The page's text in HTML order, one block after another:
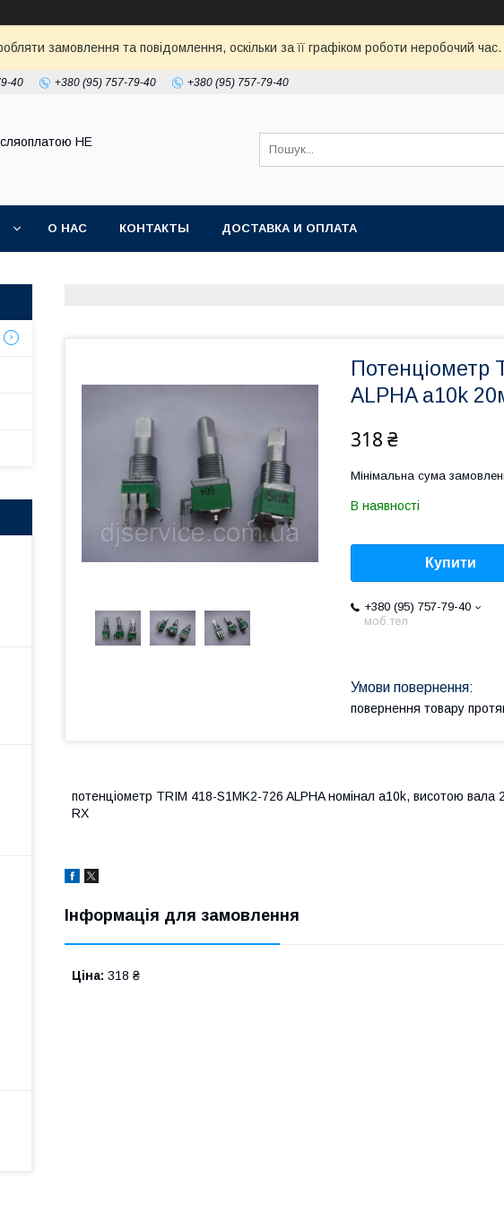
замовлення та повідомлення, оскільки за її графіком роботи неробочий
40 +380 (95) 757-79-40 +380 (95) 757-79-40
НЕ
О НАС КОНТАКТЫ ДОСТАВКА И ОПЛАТА
Потенціометр
ALPHA a10k
318 ₴
Мінімальна сума
В наявності
Купити
+380 (95) 757-79-40
моб.тел
повернення товару
потенціометр TRIM 418-S1MK2-726 ALPHA номінал a10k, висотою
RX
Інформація для замовлення
Ціна: 318 ₴